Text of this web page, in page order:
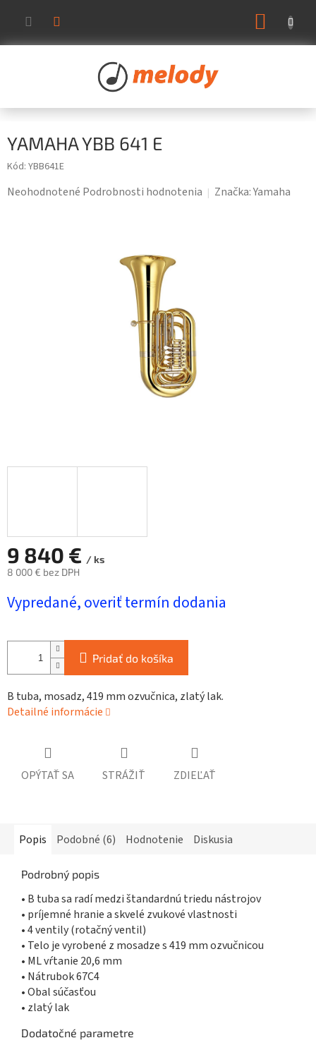
obsah
YAMAHA YBB 641 E
Kód: YBB641E
Priemerné
Neohodnotené Podrobnosti hodnotenia Značka:Yamaha
9 840 € / ks
8 000 € bez DPH
cena:
Vypredané, overiť termín dodania
Pridať do košíka
B tuba, mosadz, 419 mm ozvučnica, zlatý lak.
Detailné informácie
OPÝTAŤ SA STRÁŽIŤ ZDIEĽAŤ
Popis Podobné (6) Hodnotenie Diskusia
Podrobný popis
• B tuba sa radí medzi štandardnú triedu nástrojov
• príjemné hranie a skvelé zvukové vlastnosti
• 4 ventily (rotačný ventil)
• Telo je vyrobené z mosadze s 419 mm ozvučnicou
• ML vŕtanie 20,6 mm
• Nátrubok 67C4
• Obal súčasťou
• zlatý lak
Dodatočné parametre